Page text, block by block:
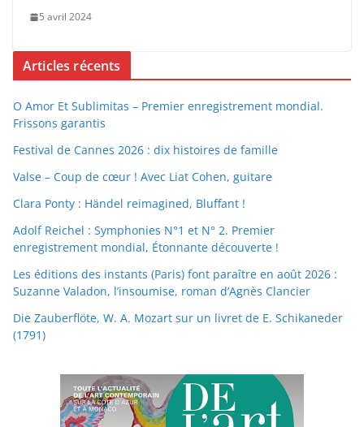
5 avril 2024
Articles récents
O Amor Et Sublimitas – Premier enregistrement mondial.
Frissons garantis
Festival de Cannes 2026 : dix histoires de famille
Valse – Coup de cœur ! Avec Liat Cohen, guitare
Clara Ponty : Händel reimagined, Bluffant !
Adolf Reichel : Symphonies N°1 et N° 2. Premier
enregistrement mondial, Étonnante découverte !
Les éditions des instants (Paris) font paraître en août 2026 :
Suzanne Valadon, l’insoumise, roman d’Agnès Clancier
Die Zauberflöte, W. A. Mozart sur un livret de E. Schikaneder
(1791)